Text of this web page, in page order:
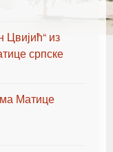
Цвијић“ из
српске
Матице